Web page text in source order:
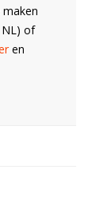
NL) of
en